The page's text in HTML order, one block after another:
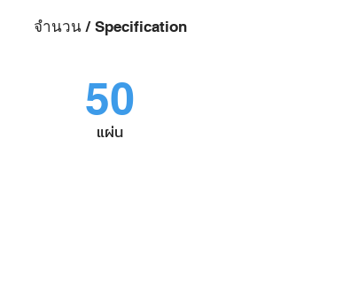
จำนวน / Specification
50
แผ่น